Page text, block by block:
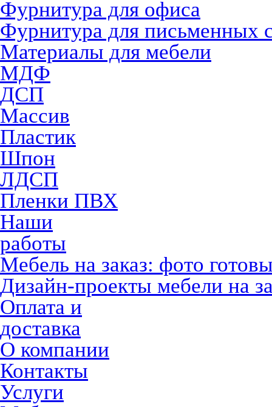
Фурнитура для офиса
Фурнитура для письменных
Материалы для мебели
МДФ
ДСП
Массив
Пластик
Шпон
ЛДСП
Пленки ПВХ
Наши
работы
Мебель на заказ: фото
Дизайн-проекты мебели на
Оплата и
доставка
О компании
Контакты
Услуги